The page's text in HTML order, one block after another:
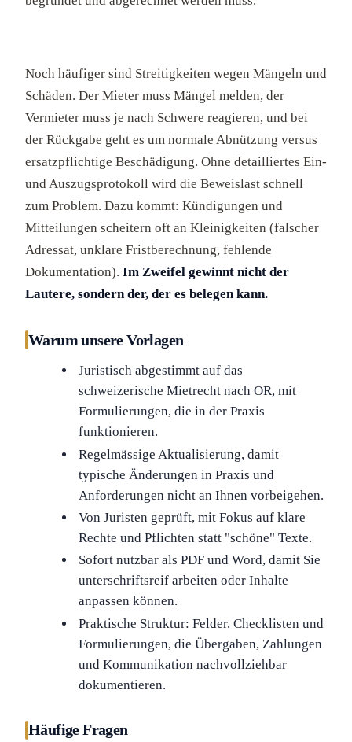
Noch häufiger sind Streitigkeiten wegen Mängeln und
Schäden. Der Mieter muss Mängel melden, der
Vermieter muss je nach Schwere reagieren, und bei
der Rückgabe geht es um normale Abnützung versus
ersatzpflichtige Beschädigung. Ohne detailliertes Ein-
und Auszugsprotokoll wird die Beweislast schnell
zum Problem. Dazu kommt: Kündigungen und
Mitteilungen scheitern oft an Kleinigkeiten (falscher
Adressat, unklare Fristberechnung, fehlende
Dokumentation). Im Zweifel gewinnt nicht der
Lautere, sondern der, der es belegen kann.
Warum unsere Vorlagen
Juristisch abgestimmt auf das
schweizerische Mietrecht nach OR, mit
Formulierungen, die in der Praxis
funktionieren.
Regelmässige Aktualisierung, damit
typische Änderungen in Praxis und
Anforderungen nicht an Ihnen vorbeigehen.
Von Juristen geprüft, mit Fokus auf klare
Rechte und Pflichten statt "schöne" Texte.
Sofort nutzbar als PDF und Word, damit Sie
unterschriftsreif arbeiten oder Inhalte
anpassen können.
Praktische Struktur: Felder, Checklisten und
Formulierungen, die Übergaben, Zahlungen
und Kommunikation nachvollziehbar
dokumentieren.
Häufige Fragen